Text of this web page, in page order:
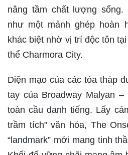
nâng tầm chất lượng sống.
như một mảnh ghép hoàn
khác biệt nhờ vị trí độc tôn
thể Charmora City.
Diện mạo của các tòa tháp
tay của Broadway Malyan
toàn cầu danh tiếng. Lấy
trầm tích” văn hóa, The
“landmark” mới mang tinh